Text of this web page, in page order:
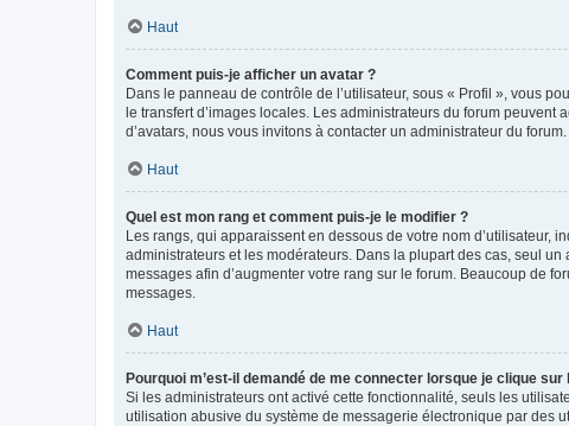
Haut
Comment puis-je afficher un avatar ?
Dans le panneau de contrôle de l’utilisateur, sous « Profil », vous
le transfert d’images locales. Les administrateurs du forum
d’avatars, nous vous invitons à contacter un administrateur du forum.
Haut
Quel est mon rang et comment puis-je le modifier ?
Les rangs, qui apparaissent en dessous de votre nom d’utilisateur,
administrateurs et les modérateurs. Dans la plupart des cas, seul
messages afin d’augmenter votre rang sur le forum. Beaucoup de
messages.
Haut
Pourquoi m’est-il demandé de me connecter lorsque je clique
Si les administrateurs ont activé cette fonctionnalité, seuls les
utilisation abusive du système de messagerie électronique par des